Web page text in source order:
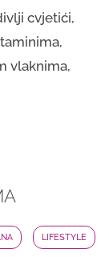
cvjetići,
vlaknima,
LIFESTYLE